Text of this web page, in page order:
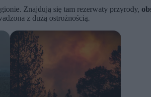
Znajdują się tam rezerwaty przyrody,
z dużą ostrożnością.